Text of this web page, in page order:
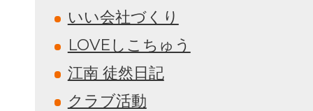
いい会社づくり
LOVEしこちゅう
江南 徒然日記
クラブ活動